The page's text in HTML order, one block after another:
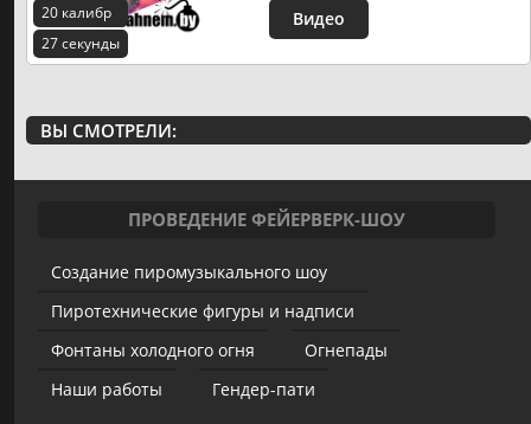
20 калибр
27 секунды
Видео
ВЫ СМОТРЕЛИ:
ПРОВЕДЕНИЕ ФЕЙЕРВЕРК-ШОУ
Создание пиромузыкального шоу
Пиротехнические фигуры и надписи
Фонтаны холодного огня
Огнепады
Наши работы
Гендер-пати